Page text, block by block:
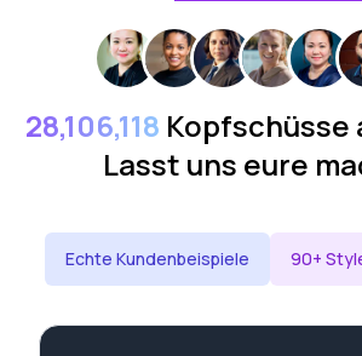
28,106,118 Kopfschüsse
Lasst uns eure
Echte Kundenbeispiele 90+